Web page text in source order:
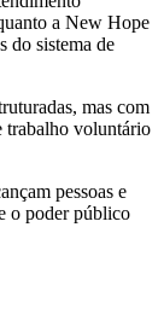
a New Hope
do sistema de
mas com
trabalho voluntário
pessoas e
o poder público